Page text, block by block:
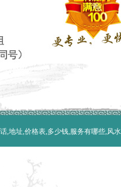
,地址,价格表,多少钱,服务有哪些,